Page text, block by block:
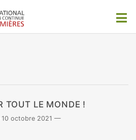
TOUT LE MONDE !
10 octobre 2021